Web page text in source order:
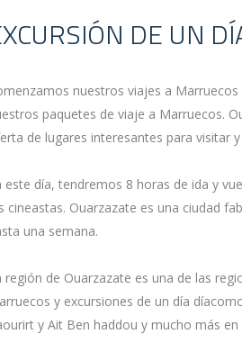
DE UN
nuestros viajes a
paquetes de viaje a Marruecos.
de lugares interesantes para visitar
este día, tendremos 8 horas de ida y
cineastas. Ouarzazate es una ciudad
una semana.
región de Ouarzazate es una de las
y excursiones de un día
y Ait Ben haddou y mucho más